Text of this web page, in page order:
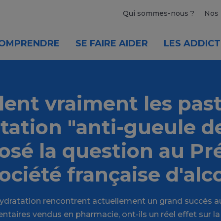
Qui sommes-nous ? Nos
SE FAIRE AIDER LES
vraiment les
"anti-gueule
la question au
française
rencontrent actuellement un grand succès
vendus en pharmacie, ont-ils un réel effet sur